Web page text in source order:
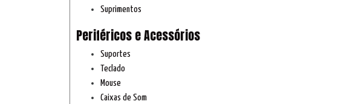
Suprimentos
Periféricos e Acessórios
Suportes
Teclado
Mouse
Caixas de Som